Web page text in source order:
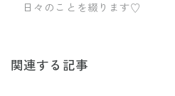
日々のことを綴ります♡
関連する記事